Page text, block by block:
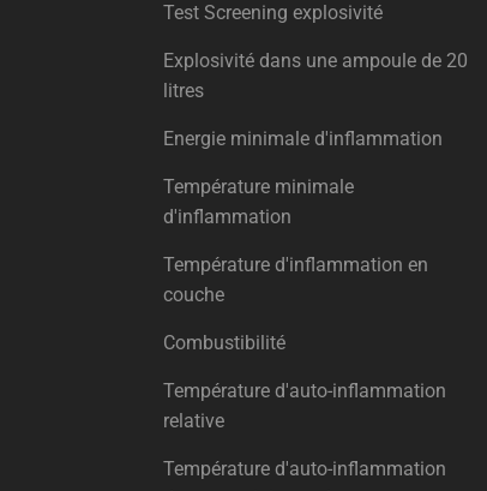
Test Screening explosivité
Explosivité dans une ampoule de 20
litres
Energie minimale d'inflammation
Température minimale
d'inflammation
Température d'inflammation en
couche
Combustibilité
Température d'auto-inflammation
relative
Température d'auto-inflammation